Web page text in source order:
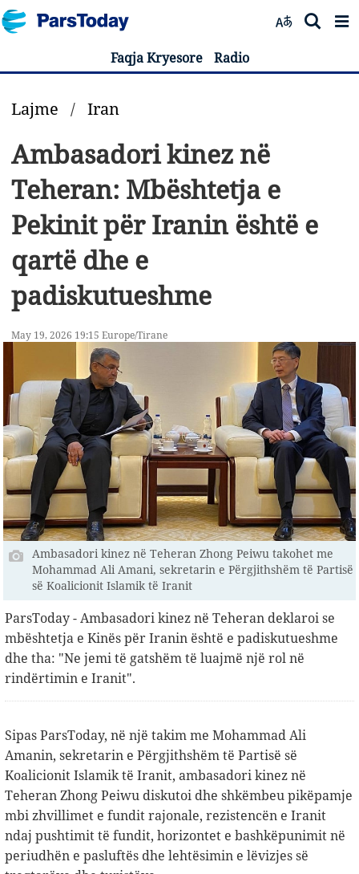
Faqja Kryesore Radio
Lajme / Iran
Ambasadori kinez në
Teheran: Mbështetja e
Pekinit për Iranin është e
qartë dhe e
padiskutueshme
May 19, 2026 19:15 Europe/Tirane
Ambasadori kinez në Teheran Zhong Peiwu takohet me
Mohammad Ali Amani, sekretarin e Përgjithshëm të Partisë
së Koalicionit Islamik të Iranit
ParsToday - Ambasadori kinez në Teheran deklaroi se
mbështetja e Kinës për Iranin është e padiskutueshme
dhe tha: "Ne jemi të gatshëm të luajmë një rol në
rindërtimin e Iranit".
Sipas ParsToday, në një takim me Mohammad Ali
Amanin, sekretarin e Përgjithshëm të Partisë së
Koalicionit Islamik të Iranit, ambasadori kinez në
Teheran Zhong Peiwu diskutoi dhe shkëmbeu pikëpamje
mbi zhvillimet e fundit rajonale, rezistencën e Iranit
ndaj pushtimit të fundit, horizontet e bashkëpunimit në
periudhën e pasluftës dhe lehtësimin e lëvizjes së